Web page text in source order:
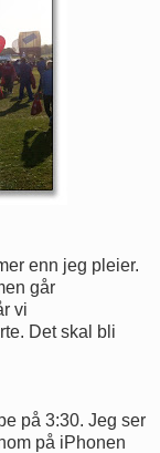
enn jeg pleier.
går
vi
Det skal bli
på 3:30. Jeg ser
på iPhonen